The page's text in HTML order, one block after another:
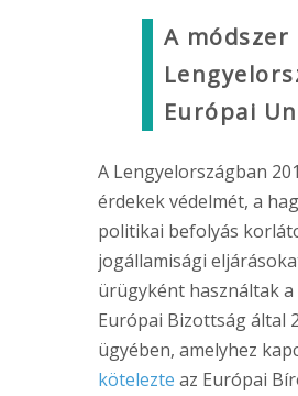
A
Európai
A Lengyelországban
érdekek védelmét, a
politikai befolyás
jogállamisági
ürügyként használtak
Európai Bizottság által
ügyében, amelyhez
kötelezte az Európai